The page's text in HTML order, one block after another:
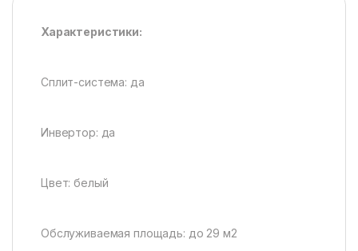
Характеристики:
Сплит-система: да
Инвертор: да
Цвет: белый
Обслуживаемая площадь: до 29 м2